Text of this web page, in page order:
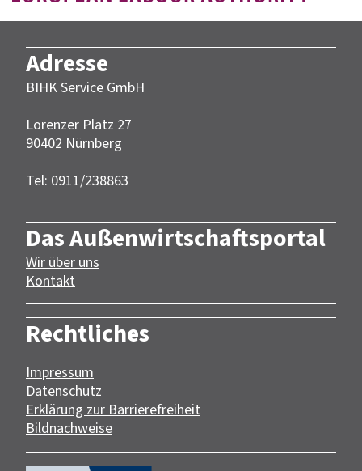
Adresse
BIHK Service GmbH
Lorenzer Platz 27
90402 Nürnberg‎‎
Tel: 0911/238863
Das Außenwirtschaftsportal
Wir über uns
Kontakt
Rechtliches
Impressum
Datenschutz
Erklärung zur Barrierefreiheit
Bildnachweise